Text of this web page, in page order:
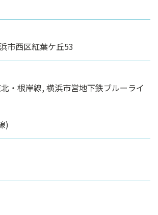
西区紅葉ケ丘53
・根岸線, 横浜市営地下鉄ブルーライ
)